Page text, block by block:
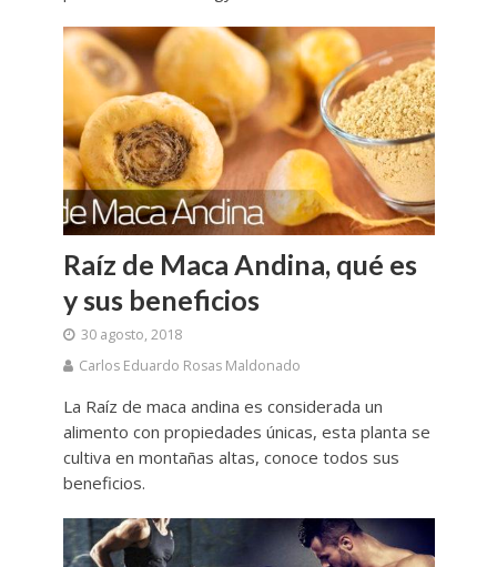
Raíz de Maca Andina, qué es
y sus beneficios
30 agosto, 2018
Carlos Eduardo Rosas Maldonado
La Raíz de maca andina es considerada un
alimento con propiedades únicas, esta planta se
cultiva en montañas altas, conoce todos sus
beneficios.